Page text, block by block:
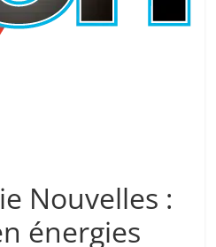
Nouvelles :
énergies